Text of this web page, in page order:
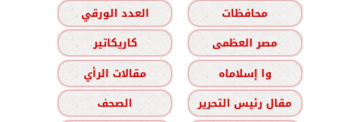
محافظات
العدد الورقي
مصر العظمى
كاريكاتير
وا إسلاماه
مقالات الرأي
مقال رئيس التحرير
الصحف